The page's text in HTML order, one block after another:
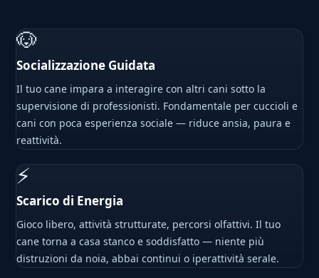
🐶
Socializzazione Guidata
Il tuo cane impara a interagire con altri cani sotto la
supervisione di professionisti. Fondamentale per cuccioli e
cani con poca esperienza sociale — riduce ansia, paura e
reattività.
⚡
Scarico di Energia
Gioco libero, attività strutturate, percorsi olfattivi. Il tuo
cane torna a casa stanco e soddisfatto — niente più
distruzioni da noia, abbai continui o iperattività serale.